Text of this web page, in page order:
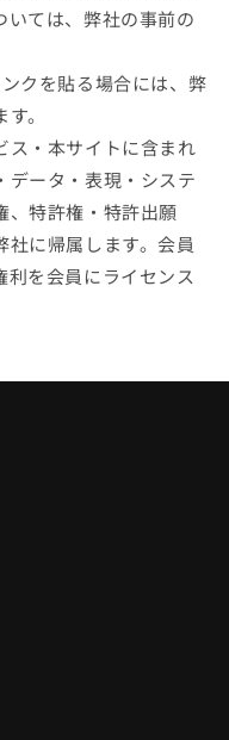
いては、弊社の事前の
クを貼る場合には、弊
。
ス・本サイトに含まれ
データ・表現・システ
、特許権・特許出願
に帰属します。会員
を会員にライセンス